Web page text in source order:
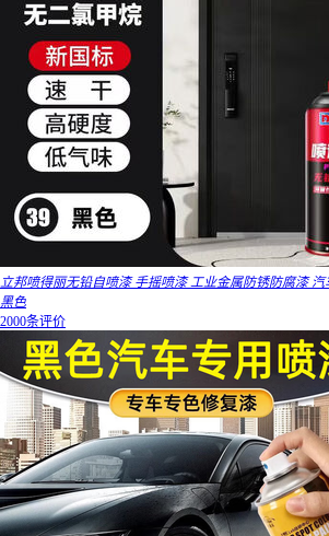
立邦喷得丽无铅自喷漆 手摇喷漆 工业金属防锈防腐漆 汽
黑色
2000条评价